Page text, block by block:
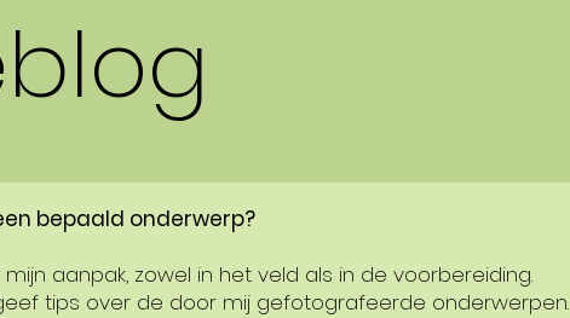
bepaald onderwerp?
aanpak, zowel in het veld als in de voorbereiding.
tips over de door mij gefotografeerde onderwerpen.